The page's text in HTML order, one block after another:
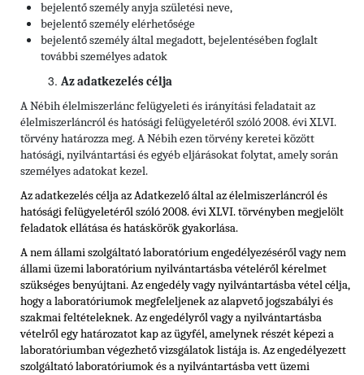
bejelentő személy anyja születési neve,
bejelentő személy elérhetősége
bejelentő személy által megadott, bejelentésében foglalt
további személyes adatok
Az adatkezelés célja
A Nébih élelmiszerlánc felügyeleti és irányítási feladatait az
élelmiszerláncról és hatósági felügyeletéről szóló 2008. évi XLVI.
törvény határozza meg. A Nébih ezen törvény keretei között
hatósági, nyilvántartási és egyéb eljárásokat folytat, amely során
személyes adatokat kezel.
Az adatkezelés célja az Adatkezelő által az élelmiszerláncról és
hatósági felügyeletéről szóló 2008. évi XLVI. törvényben megjelölt
feladatok ellátása és hatáskörök gyakorlása.
A nem állami szolgáltató laboratórium engedélyezéséről vagy nem
állami üzemi laboratórium nyilvántartásba vételéről kérelmet
szükséges benyújtani. Az engedély vagy nyilvántartásba vétel célja,
hogy a laboratóriumok megfeleljenek az alapvető jogszabályi és
szakmai feltételeknek. Az engedélyről vagy a nyilvántartásba
vételről egy határozatot kap az ügyfél, amelynek részét képezi a
laboratóriumban végezhető vizsgálatok listája is. Az engedélyezett
szolgáltató laboratóriumok és a nyilvántartásba vett üzemi